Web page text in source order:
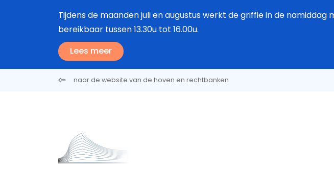
Tijdens de maanden juli en augustus werkt de griffie in de
bereikbaar tussen 13.30u tot 16.00u.
Lees meer
naar de website van de hoven en rechtbanken